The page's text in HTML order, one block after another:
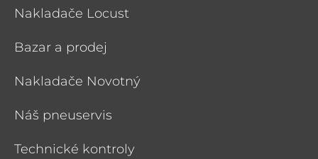
Nakladače Locust
Bazar a prodej
Nakladače Novotný
Náš pneuservis
Technické kontroly